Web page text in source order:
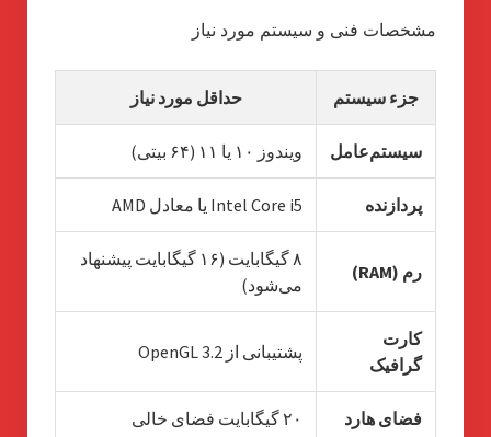
مشخصات فنی و سیستم مورد نیاز
جزء سیستم حداقل مورد نیاز
سیستم‌عامل ویندوز ۱۰ یا ۱۱ (۶۴ بیتی)
پردازنده Intel Core i5 یا معادل AMD
رم (RAM)
۸ گیگابایت (۱۶ گیگابایت پیشنهاد
می‌شود)
کارت
گرافیک
پشتیبانی از OpenGL 3.2
فضای هارد ۲۰ گیگابایت فضای خالی